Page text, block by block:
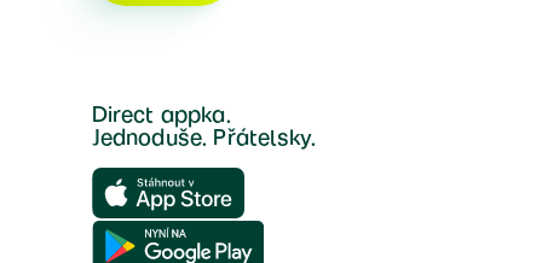
Direct appka.
Jednoduše. Přátelsky.